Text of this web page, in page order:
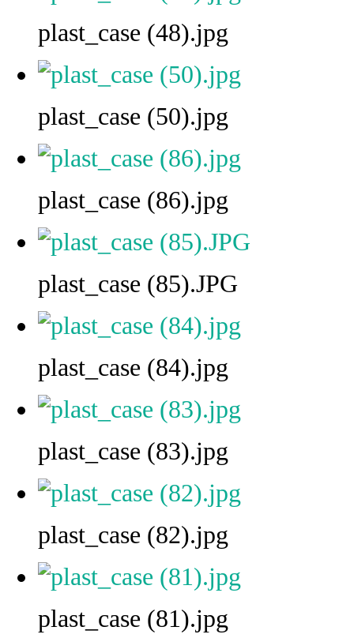
plast_case (48).jpg
plast_case (50).jpg
plast_case (86).jpg
plast_case (85).JPG
plast_case (84).jpg
plast_case (83).jpg
plast_case (82).jpg
plast_case (81).jpg